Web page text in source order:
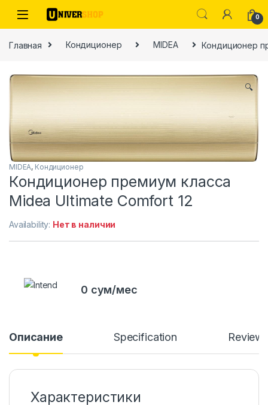
Skip to navigation
Skip to content
0
Главная Кондиционер MIDEA Кондиционер
🔍
MIDEA, Кондиционер
Кондиционер премиум класса
Midea Ultimate Comfort 12
Availability: Нет в наличии
0 сум/мес
Описание Specification
Характеристики